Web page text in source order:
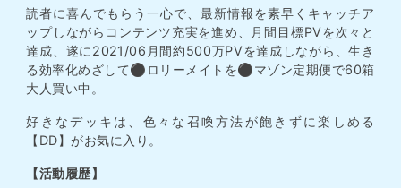
読者に喜んでもらう一心で、最新情報を素早くキャッチア
ップしながらコンテンツ充実を進め、月間目標PVを次々と
達成、遂に2021/06月間約500万PVを達成しながら、生き
る効率化めざして⚫︎ロリーメイトを⚫︎マゾン定期便で60箱
大人買い中。
好きなデッキは、色々な召喚方法が飽きずに楽しめる
【DD】がお気に入り。
【活動履歴】